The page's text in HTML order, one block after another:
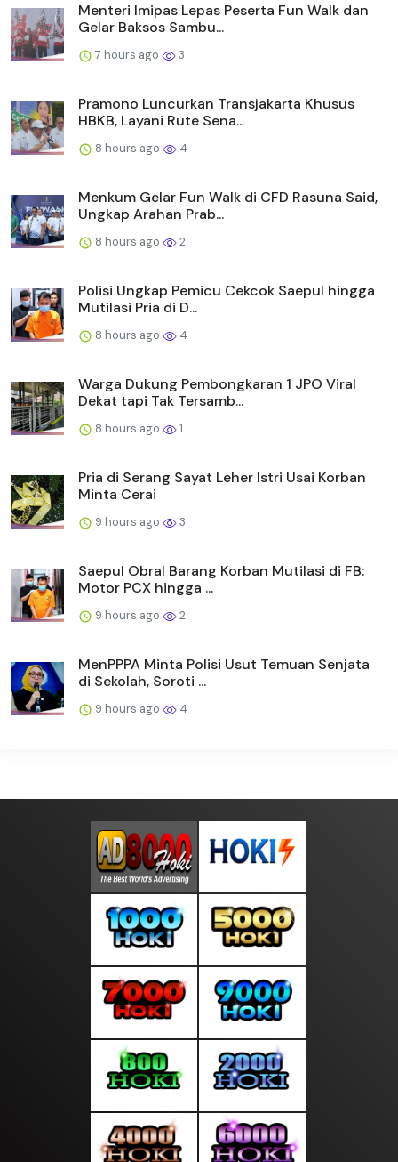
Menteri Imipas Lepas Peserta Fun Walk dan
Gelar Baksos Sambu...
7 hours ago 3
Pramono Luncurkan Transjakarta Khusus
HBKB, Layani Rute Sena...
8 hours ago 4
Menkum Gelar Fun Walk di CFD Rasuna Said,
Ungkap Arahan Prab...
8 hours ago 2
Polisi Ungkap Pemicu Cekcok Saepul hingga
Mutilasi Pria di D...
8 hours ago 4
Warga Dukung Pembongkaran 1 JPO Viral
Dekat tapi Tak Tersamb...
8 hours ago 1
Pria di Serang Sayat Leher Istri Usai Korban
Minta Cerai
9 hours ago 3
Saepul Obral Barang Korban Mutilasi di FB:
Motor PCX hingga ...
9 hours ago 2
MenPPPA Minta Polisi Usut Temuan Senjata
di Sekolah, Soroti ...
9 hours ago 4